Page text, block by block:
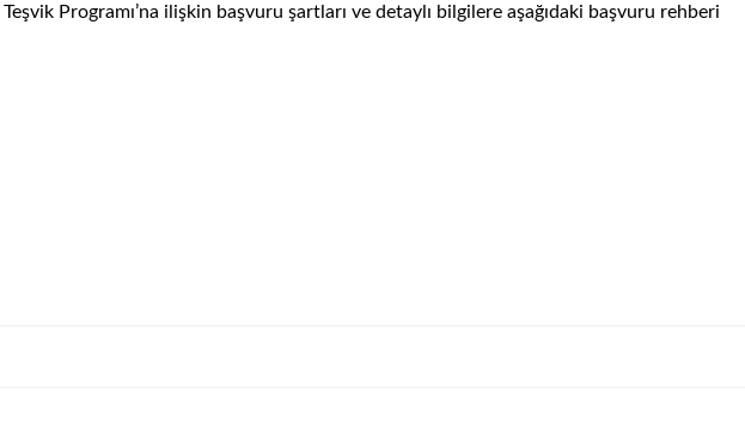
Programı’na ilişkin başvuru şartları ve detaylı bilgilere aşağıdaki başvuru rehberi